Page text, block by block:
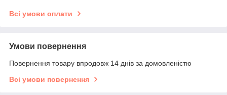
Всі умови оплати
Умови повернення
Повернення товару впродовж 14 днів за домовленістю
Всі умови повернення